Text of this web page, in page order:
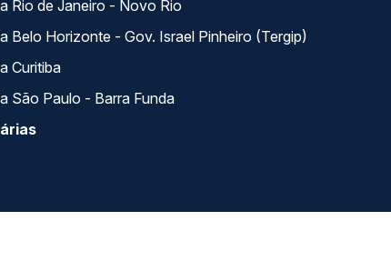
Rio de Janeiro - Novo Rio
Belo Horizonte - Gov. Israel Pinheiro (Tergip)
Curitiba
São Paulo - Barra Funda